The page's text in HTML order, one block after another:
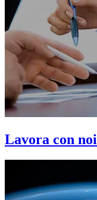
Lavora con noi